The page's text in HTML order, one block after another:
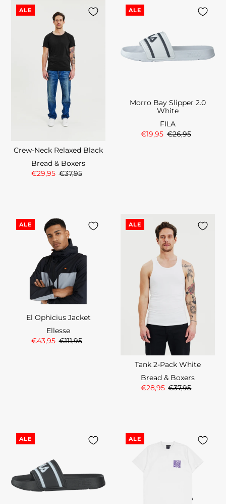
ALE
Crew-Neck Relaxed Black
Bread & Boxers
€29,95 €37,95
ALE
Morro Bay Slipper 2.0
White
FILA
€19,95 €26,95
ALE
El Ophicius Jacket
Ellesse
€43,95 €111,95
ALE
Tank 2-Pack White
Bread & Boxers
€28,95 €37,95
ALE ALE